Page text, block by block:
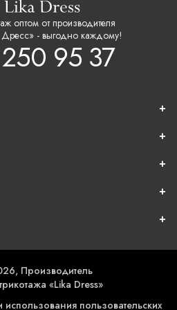
оптом от производителя
- выгодно каждому!
95 37
Производитель
«Lika Dress»
пользовательских